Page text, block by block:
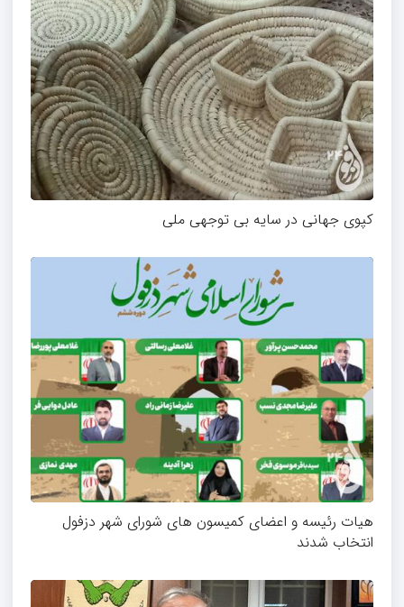
کپوی جهانی در سایه بی توجهی ملی
هیات رئیسه و اعضای کمیسون های شورای شهر دزفول
انتخاب شدند